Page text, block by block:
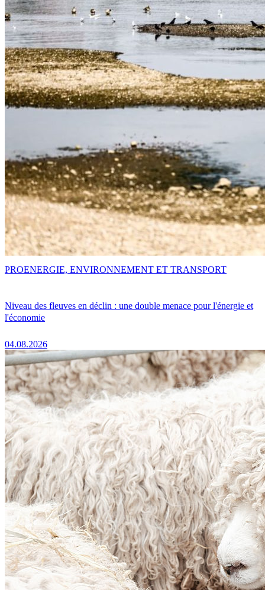
Niveau des fleuves en déclin : une double menace pour l'énergie et
l'économie
04.08.2026
PROENERGIE, ENVIRONNEMENT ET TRANSPORT